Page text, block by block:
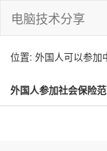
电脑技术分享
位置: 外国人可以参加
外国人参加社会保险
或政治团体)